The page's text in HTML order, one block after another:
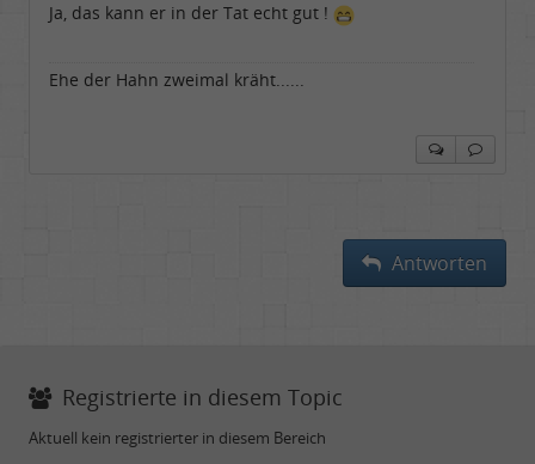
Ja, das kann er in der Tat echt gut !
Ehe der Hahn zweimal kräht......
Antworten
Registrierte in diesem Topic
Aktuell kein registrierter in diesem Bereich